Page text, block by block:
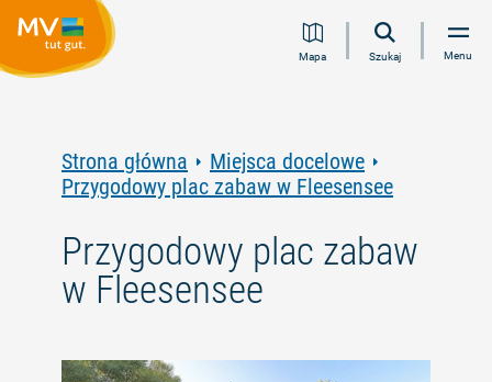
Przejdź
Przejdź
Przejdź
Przejdź
Mapa Szukaj Menu
Strona główna
Miejsca docelowe
Przygodowy plac zabaw w Fleesensee
Przygodowy plac zabaw
w Fleesensee